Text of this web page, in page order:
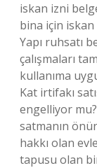
iskan izni
bina için iskan
Yapı ruhsatı
çalışmaları
kullanıma
Kat irtifakı
engelliyor
satmanın
hakkı olan
tapusu olan